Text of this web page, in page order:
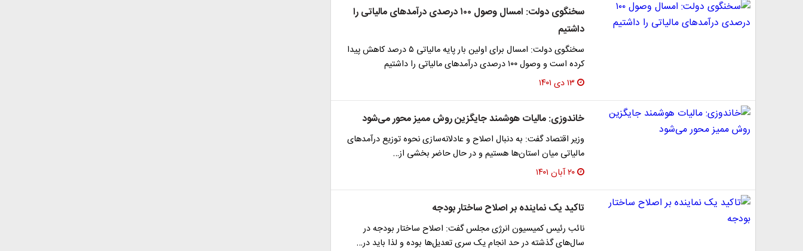
سخنگوی دولت: امسال وصول ۱۰۰ درصدی درآمدهای مالیاتی را
داشتیم
سخنگوی دولت: امسال برای اولین بار پایه مالیاتی ۵ درصد کاهش پیدا
کرده است و وصول ۱۰۰ درصدی درآمدهای مالیاتی را داشتیم
۱۳ دی ۱۴۰۱
خاندوزی: مالیات هوشمند جایگزین روش ممیز محور می‌شود
وزیر اقتصاد گفت: به دنبال اصلاح و عادلانه‌‌سازی نحوه توزیع درآمدهای
مالیاتی میان استان‌ها هستیم و در حال حاضر بخشی از…
۲۰ آبان ۱۴۰۱
تاکید یک نماینده بر اصلاح ساختار بودجه
نائب رئیس کمیسیون انرژی مجلس گفت: اصلاح ساختار بودجه در
سال‌های گذشته در حد انجام یک سری تعدیل‌ها بوده و لذا باید در…